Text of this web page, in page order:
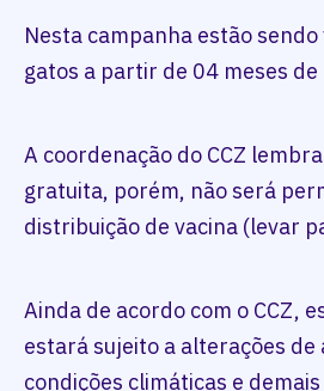
Nesta campanha estão sendo
gatos a partir de 04 meses de
A coordenação do CCZ
gratuita, porém, não será
distribuição de vacina (levar
Ainda de acordo com o CCZ,
estará sujeito a alterações de
condições climáticas e